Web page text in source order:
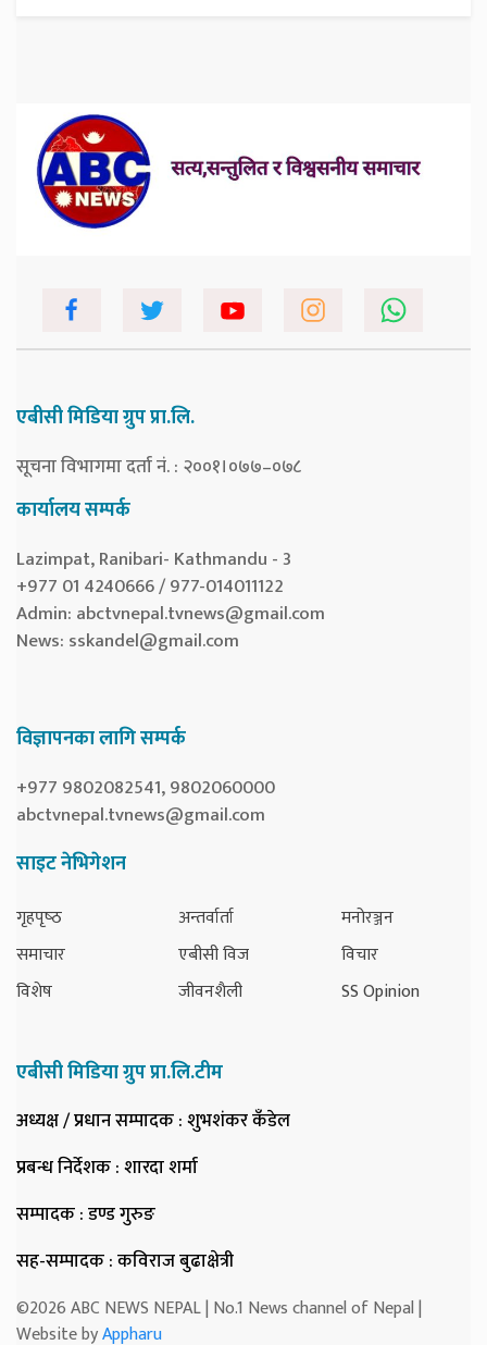
एबीसी मिडिया ग्रुप प्रा.लि.
सूचना विभागमा दर्ता नं. : २००१।०७७–०७८
कार्यालय सम्पर्क
Lazimpat, Ranibari- Kathmandu - 3
+977 01 4240666 / 977-014011122
Admin: abctvnepal.tvnews@gmail.com
News: sskandel@gmail.com
विज्ञापनका लागि सम्पर्क
+977 9802082541, 9802060000
abctvnepal.tvnews@gmail.com
साइट नेभिगेशन
गृहपृष्‍ठ
समाचार
विशेष
अन्तर्वार्ता
एबीसी विज
जीवनशैली
मनोरञ्जन
विचार
SS Opinion
एबीसी मिडिया ग्रुप प्रा.लि.टीम
अध्यक्ष / प्रधान सम्पादक: शुभशंकर कँडेल
प्रबन्ध निर्देशक: शारदा शर्मा
सम्पादक: डण्ड गुरुङ
सह-सम्पादक: कविराज बुढाक्षेत्री
©2026 ABC NEWS NEPAL | No.1 News channel of Nepal |
Website byAppharu